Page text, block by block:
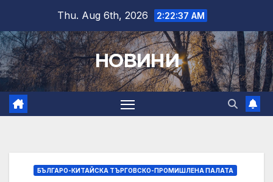
content
Thu. Aug 6th, 2026 2:22:38 AM
НОВИНИ
БЪЛГАРО-КИТАЙСКА ТЪРГОВСКО-ПРОМИШЛЕНА ПАЛАТА